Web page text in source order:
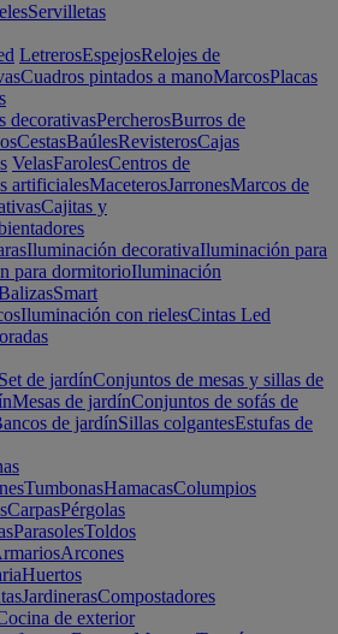
Servilletas
LetrerosEspejosRelojes de
Cuadros pintados a manoMarcosPlacas
decorativasPercherosBurros de
CestasBaúlesRevisterosCajas
VelasFarolesCentros de
artificialesMaceterosJarronesMarcos de
Cajitas y
Iluminación decorativaIluminación para
para dormitorioIluminación
Smart
Iluminación con rielesCintas Led
Set de jardínConjuntos de mesas y sillas de
Mesas de jardínConjuntos de sofás de
de jardínSillas colgantesEstufas de
TumbonasHamacasColumpios
CarpasPérgolas
ParasolesToldos
Arcones
Huertos
JardinerasCompostadores
de exterior